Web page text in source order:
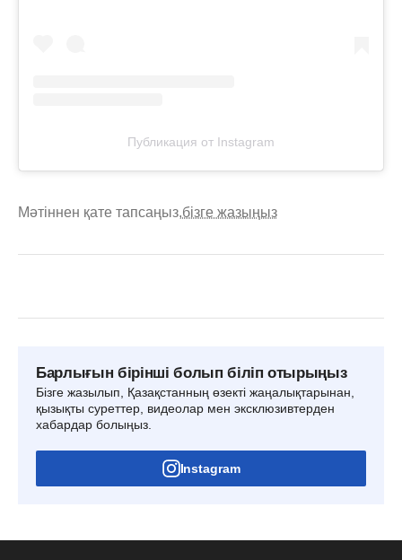
Публикация от Instagram
Мәтіннен қате тапсаңыз,бізге жазыңыз
Барлығын бірінші болып біліп отырыңыз
Бізге жазылып, Қазақстанның өзекті жаңалықтарынан,
қызықты суреттер, видеолар мен эксклюзивтерден
хабардар болыңыз.
Instagram